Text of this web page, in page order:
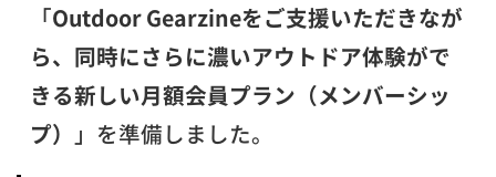
「Outdoor Gearzineをご支援いただきなが
ら、同時にさらに濃いアウトドア体験がで
きる新しい月額会員プラン（メンバーシッ
プ）
」を準備しました。